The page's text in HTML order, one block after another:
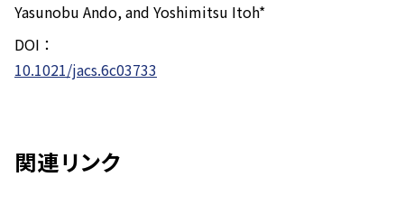
Yasunobu Ando, and Yoshimitsu Itoh*
DOI：
10.1021/jacs.6c03733
関連リンク